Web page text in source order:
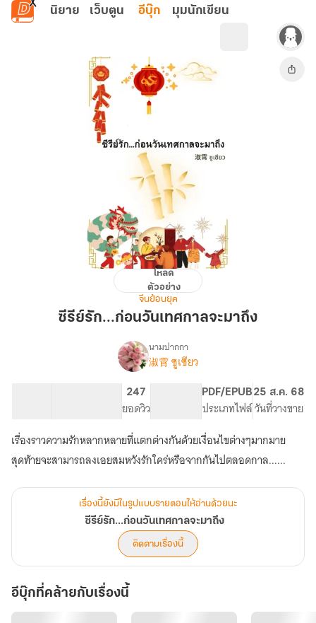
ข้ามไปยังเนื้อหาหลัก
นิยาย เว็บตูน อีบุ๊ก มุมนักเขียน
รัก...ก่อน
เทศกาล
โหลด
ตัวอย่าง
จีนย้อนยุค
ซีรีย์รัก...ก่อนวันเทศกาลจะมาถึง
เรื่อง
เทศกาล
จะ
มา
นามปากกา
淑霄 ซูเซียว
247
ยอดวิว
PDF/EPUB
ประเภทไฟล์
25 ส.ค. 68
วันที่วางขาย
เรื่องราวความรักหลากหลายที่แตกต่างกันด้วยเงื่อนไขต่างๆมากมาย
สุดท้ายจะสามารถลงเอยสมหวังรักใคร่หรือจากกันไปตลอดกาล......
เรื่องนี้ยังมีในรูปแบบรายตอนให้อ่านด้วยนะ
ซีรีย์รัก...ก่อนวันเทศกาลจะมาถึง
ติดตามเรื่องนี้
อีบุ๊กที่คล้ายกับเรื่องนี้